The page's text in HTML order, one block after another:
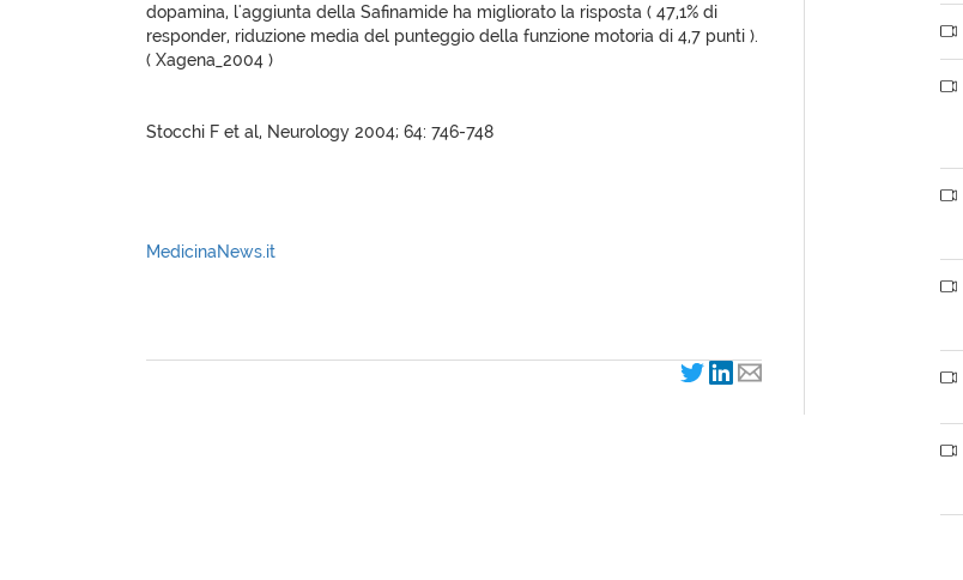
dopamina, l'aggiunta della Safinamide ha migliorato la risposta ( 47,1% di
responder, riduzione media del punteggio della funzione motoria di 4,7 punti ).
( Xagena_2004 )
Stocchi F et al, Neurology 2004; 64: 746-748
MedicinaNews.it